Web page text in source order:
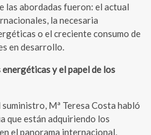
las abordadas fueron: el actual
la necesaria
o el creciente consumo de
en desarrollo.
y el papel de los
Mª Teresa Costa habló
que están adquiriendo los
el panorama internacional,